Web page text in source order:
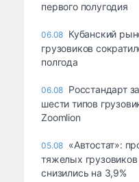
первого полугодия
06.08 Кубанский
грузовиков
полгода
06.08 Росстандарт
шести типов
Zoomlion
05.08 «Автостат»:
тяжелых
снизились на 3,9%